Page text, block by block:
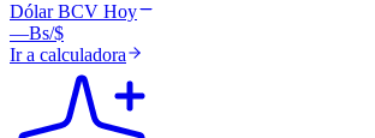
Dólar BCV Hoy
—Bs/$
Ir a calculadora